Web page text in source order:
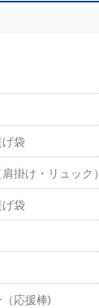
袋
掛け・リュック）
袋
応援棒)